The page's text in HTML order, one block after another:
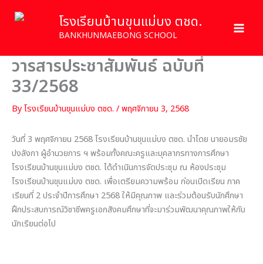
โรงเรียนบ้านขุนแม่บง ตชด.
BANKHUNMAEBONG SCHOOL
วารสารประชาสัมพันธ์ ฉบับที่
33/2568
Byโรงเรียนบ้านขุนแม่บง ตชด. /พฤศจิกายน 3, 2568
วันที่ 3 พฤศจิกายน 2568 โรงเรียนบ้านขุนแม่บง ตชด. นำโดย นายอมรชัย
ปงลังกา ผู้อำนวยการ ฯ พร้อมทั้งคณะครูและบุคลากรทางการศึกษา
โรงเรียนบ้านขุนแม่บง ตชด. ได้ดำเนินการจัดประชุม ณ ห้องประชุม
โรงเรียนบ้านขุนแม่บง ตชด. เพื่อเตรียมความพร้อม ก่อนเปิดเรียน ภาค
เรียนที่ 2 ประจำปีการศึกษา 2568 ให้มีคุณภาพ และร่วมต้อนรับนักศึกษา
ฝึกประสบการณ์วิชาชีพครูเอกสังคมศึกษาที่จะมาร่วมพัฒนาคุณภาพให้กับ
นักเรียนต่อไป